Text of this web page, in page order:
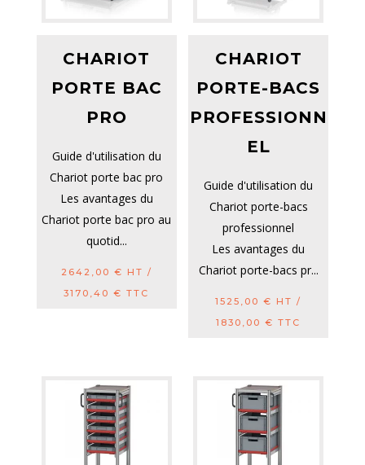
CHARIOT
PORTE BAC
PRO
Guide d'utilisation du
Chariot porte bac pro
Les avantages du
Chariot porte bac pro au
quotid...
2642,00 € HT /
3170,40€ TTC
CHARIOT
PORTE-BACS
PROFESSIONN
EL
Guide d'utilisation du
Chariot porte-bacs
professionnel
Les avantages du
Chariot porte-bacs pr...
1525,00€ HT /
1830,00€ TTC